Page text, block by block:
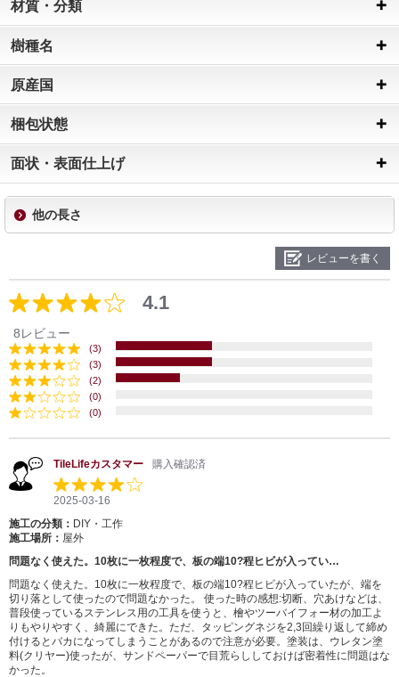
材質・分類
樹種名
原産国
梱包状態
面状・表面仕上げ
他の長さ
レビューを書く
4.1
8レビュー
(3)
(3)
(2)
(0)
(0)
TileLifeカスタマー 購入確認済
2025-03-16
施工の分類： DIY・工作
施工場所： 屋外
問題なく使えた。10枚に一枚程度で、板の端10?程ヒビが入ってい…
問題なく使えた。10枚に一枚程度で、板の端10?程ヒビが入っていたが、端を
切り落として使ったので問題なかった。 使った時の感想:切断、穴あけなどは、
普段使っているステンレス用の工具を使うと、檜やツーバイフォー材の加工よ
りもやりやすく、綺麗にできた。ただ、タッピングネジを2,3回繰り返して締め
付けるとバカになってしまうことがあるので注意が必要。塗装は、ウレタン塗
料(クリヤー)使ったが、サンドペーパーで目荒らししておけば密着性に問題はな
かった。